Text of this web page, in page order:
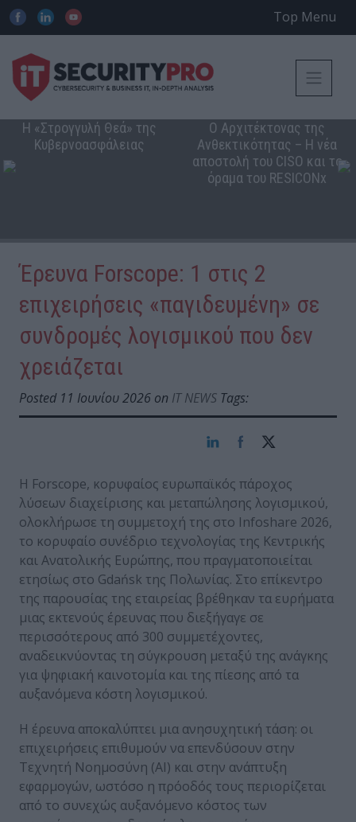
Top Menu
Η «Στρογγυλή Θεά» της
Κυβερνοασφάλειας
Ο Αρχιτέκτονας της
Ανθεκτικότητας – Η νέα
αποστολή του CISO και το
όραμα του RESICONx
Έρευνα Forscope: 1 στις 2
επιχειρήσεις «παγιδευμένη» σε
συνδρομές λογισμικού που δεν
χρειάζεται
Posted 11 Ιουνίου 2026 on IT NEWS Tags:
Η Forscope, κορυφαίος ευρωπαϊκός πάροχος
λύσεων διαχείρισης και μεταπώλησης λογισμικού,
ολοκλήρωσε τη συμμετοχή της στο Infoshare 2026,
το κορυφαίο συνέδριο τεχνολογίας της Κεντρικής
και Ανατολικής Ευρώπης, που πραγματοποιείται
ετησίως στο Gdańsk της Πολωνίας. Στο επίκεντρο
της παρουσίας της εταιρείας βρέθηκαν τα ευρήματα
μιας εκτενούς έρευνας που διεξήγαγε σε
περισσότερους από 300 συμμετέχοντες,
αναδεικνύοντας τη σύγκρουση μεταξύ της ανάγκης
για ψηφιακή καινοτομία και της πίεσης από τα
αυξανόμενα κόστη λογισμικού.
Η έρευνα αποκαλύπτει μια ανησυχητική τάση: οι
επιχειρήσεις επιθυμούν να επενδύσουν στην
Τεχνητή Νοημοσύνη (AI) και στην ανάπτυξη
εφαρμογών, ωστόσο η πρόοδός τους περιορίζεται
από το συνεχώς αυξανόμενο κόστος των